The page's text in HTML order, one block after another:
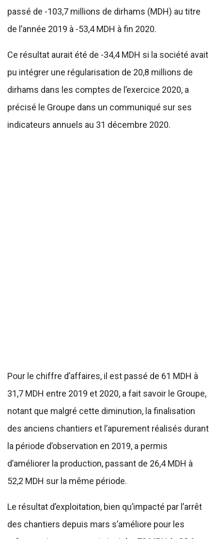
passé de -103,7 millions de dirhams (MDH) au titre
de l’année 2019 à -53,4 MDH à fin 2020.
Ce résultat aurait été de -34,4 MDH si la société avait
pu intégrer une régularisation de 20,8 millions de
dirhams dans les comptes de l’exercice 2020, a
précisé le Groupe dans un communiqué sur ses
indicateurs annuels au 31 décembre 2020.
Pour le chiffre d’affaires, il est passé de 61 MDH à
31,7 MDH entre 2019 et 2020, a fait savoir le Groupe,
notant que malgré cette diminution, la finalisation
des anciens chantiers et l’apurement réalisés durant
la période d’observation en 2019, a permis
d’améliorer la production, passant de 26,4 MDH à
52,2 MDH sur la même période.
Le résultat d’exploitation, bien qu’impacté par l’arrêt
des chantiers depuis mars s’améliore pour les